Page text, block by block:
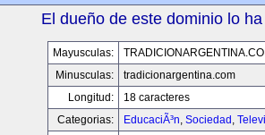
El dueño de este dominio lo
Mayusculas:
Minusculas:
tradicionargentina.com
Longitud:
18 caracteres
Categorias:
EducaciÃ³n, Sociedad ,